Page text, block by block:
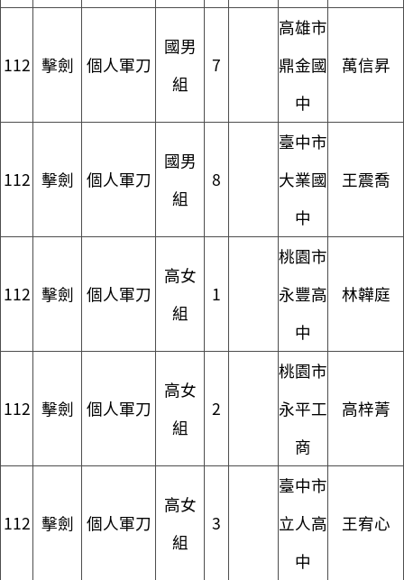
112 擊劍 個人軍刀
國男
組
7
高雄市
鼎金國
中
萬信昇
112 擊劍 個人軍刀
國男
組
8
臺中市
大業國
中
王震喬
112 擊劍 個人軍刀
高女
組
1
桃園市
永豐高
中
林韡庭
112 擊劍 個人軍刀
高女
組
2
桃園市
永平工
商
高梓菁
112 擊劍 個人軍刀
高女
組
3
臺中市
立人高
中
王宥心